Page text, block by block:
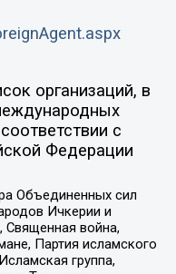
организаций, в
с
Федерации
Объединенных сил
Ичкерии и
Священная война,
Партия исламского
группа,